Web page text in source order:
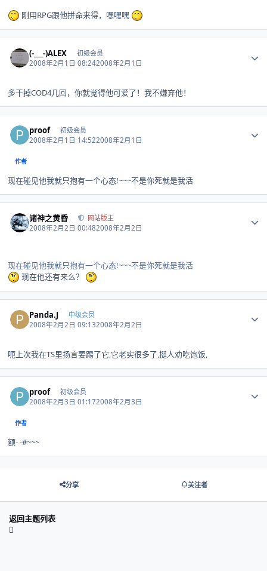
刚用RPG跟他拼命来得，嘿嘿嘿
(-___-)ALEX 初级会员
2008年2月1日 08:242008年2月1日
多干掉COD4几回，你就觉得他可爱了！我不嫌弃他！
proof 初级会员
2008年2月1日 14:522008年2月1日
作者
现在碰见他我就只抱有一个心态!~~~不是你死就是我活
诸神之黄昏 网站版主
2008年2月2日 00:482008年2月2日
现在碰见他我就只抱有一个心态!~~~不是你死就是我活
现在他还有来么？
Panda.J 中级会员
2008年2月2日 09:132008年2月2日
呃上次我在TS里扬言要踢了它,它老实很多了,挺人劝吃饱饭,
proof 初级会员
2008年2月3日 01:172008年2月3日
作者
额- -#~~~
分享 关注者
返回主题列表